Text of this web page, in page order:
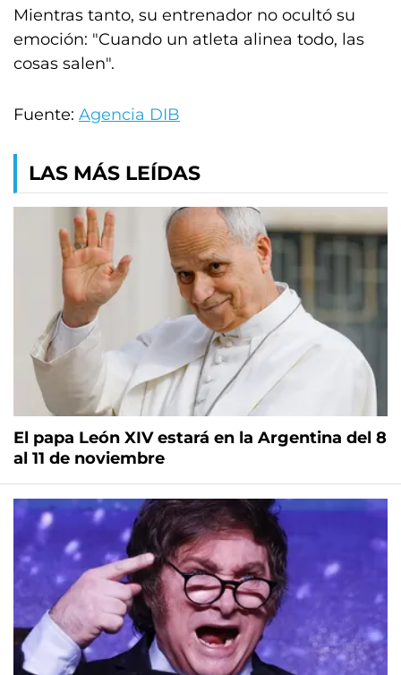
Mientras tanto, su entrenador no ocultó su
emoción: "Cuando un atleta alinea todo, las
cosas salen".
Fuente: Agencia DIB
LAS MÁS LEÍDAS
El papa León XIV estará en la Argentina del 8
al 11 de noviembre